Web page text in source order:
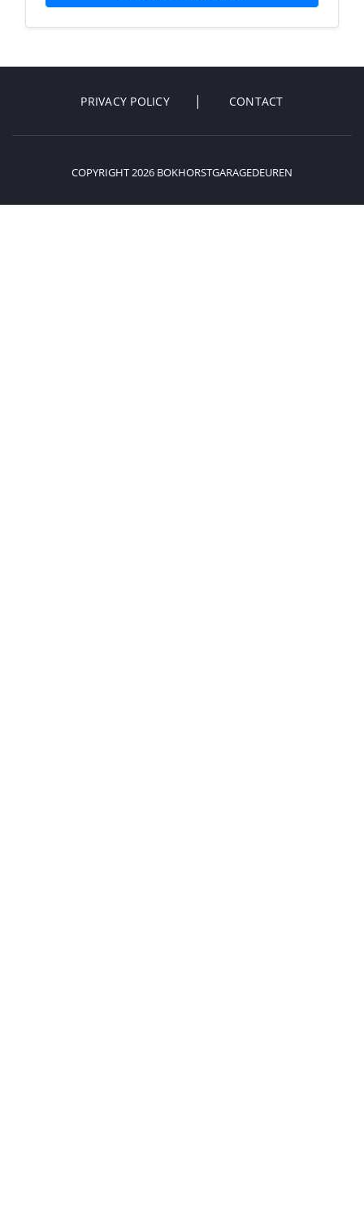
PRIVACY POLICY CONTACT
COPYRIGHT 2026 BOKHORSTGARAGEDEUREN